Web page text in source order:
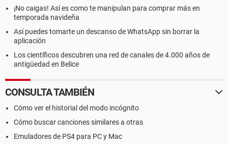
¡No caigas! Así es como te manipulan para comprar más en
temporada navideña
Así puedes tomarte un descanso de WhatsApp sin borrar la
aplicación
Los científicos descubren una red de canales de 4.000 años de
antigüedad en Belice
CONSULTA TAMBIÉN
Cómo ver el historial del modo incógnito
Cómo buscar canciones similares a otras
Emuladores de PS4 para PC y Mac